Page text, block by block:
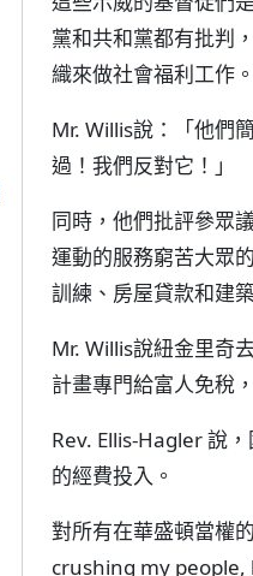
黨和共和黨都有批判
織來做社會福利工作
Mr. Willis說：「他們
過！我們反對它！」
同時，他們批評參眾
運動的服務窮苦大眾
訓練、房屋貸款和建
Mr. Willis說紐金里奇
計畫專門給富人免稅
Rev. Ellis-Hagler 說
的經費投入。
對所有在華盛頓當權
crushing my people,